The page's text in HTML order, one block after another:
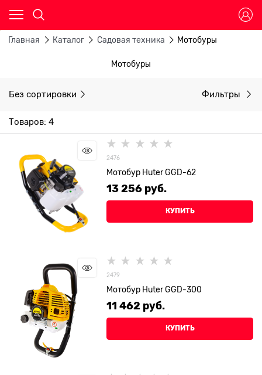
Главная Каталог Садовая техника Мотобуры
Мотобуры
Без сортировки Фильтры
Товаров: 4
2476
Мотобур Huter GGD-62
13 256 руб.
КУПИТЬ
2479
Мотобур Huter GGD-300
11 462 руб.
КУПИТЬ